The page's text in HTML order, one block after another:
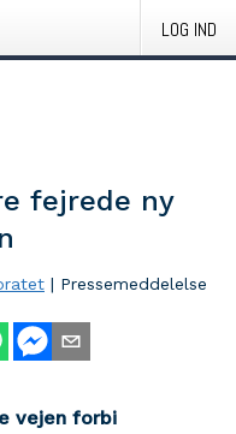
LOG IND
fejrede ny
| Pressemeddelelse
vejen forbi